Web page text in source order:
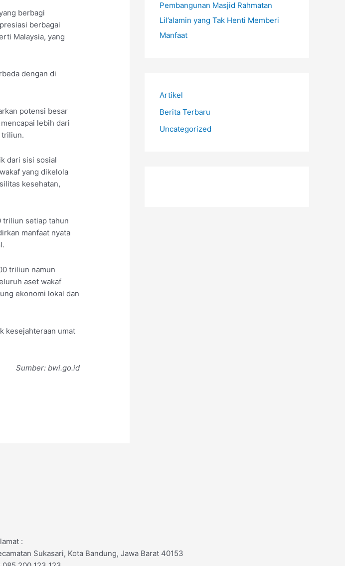
berbagi
berbagai
Malaysia, yang
dengan di
potensi besar
lebih dari
triliun.
dari sisi sosial
yang dikelola
kesehatan,
triliun setiap tahun
manfaat nyata
triliun namun
aset wakaf
ekonomi lokal dan
kesejahteraan umat
Sumber: bwi.go.id
Pembangunan Masjid Rahmatan
Lil’alamin yang Tak Henti Memberi
Manfaat
Artikel
Berita Terbaru
Uncategorized
:
Sukasari, Kota Bandung, Jawa Barat 40153